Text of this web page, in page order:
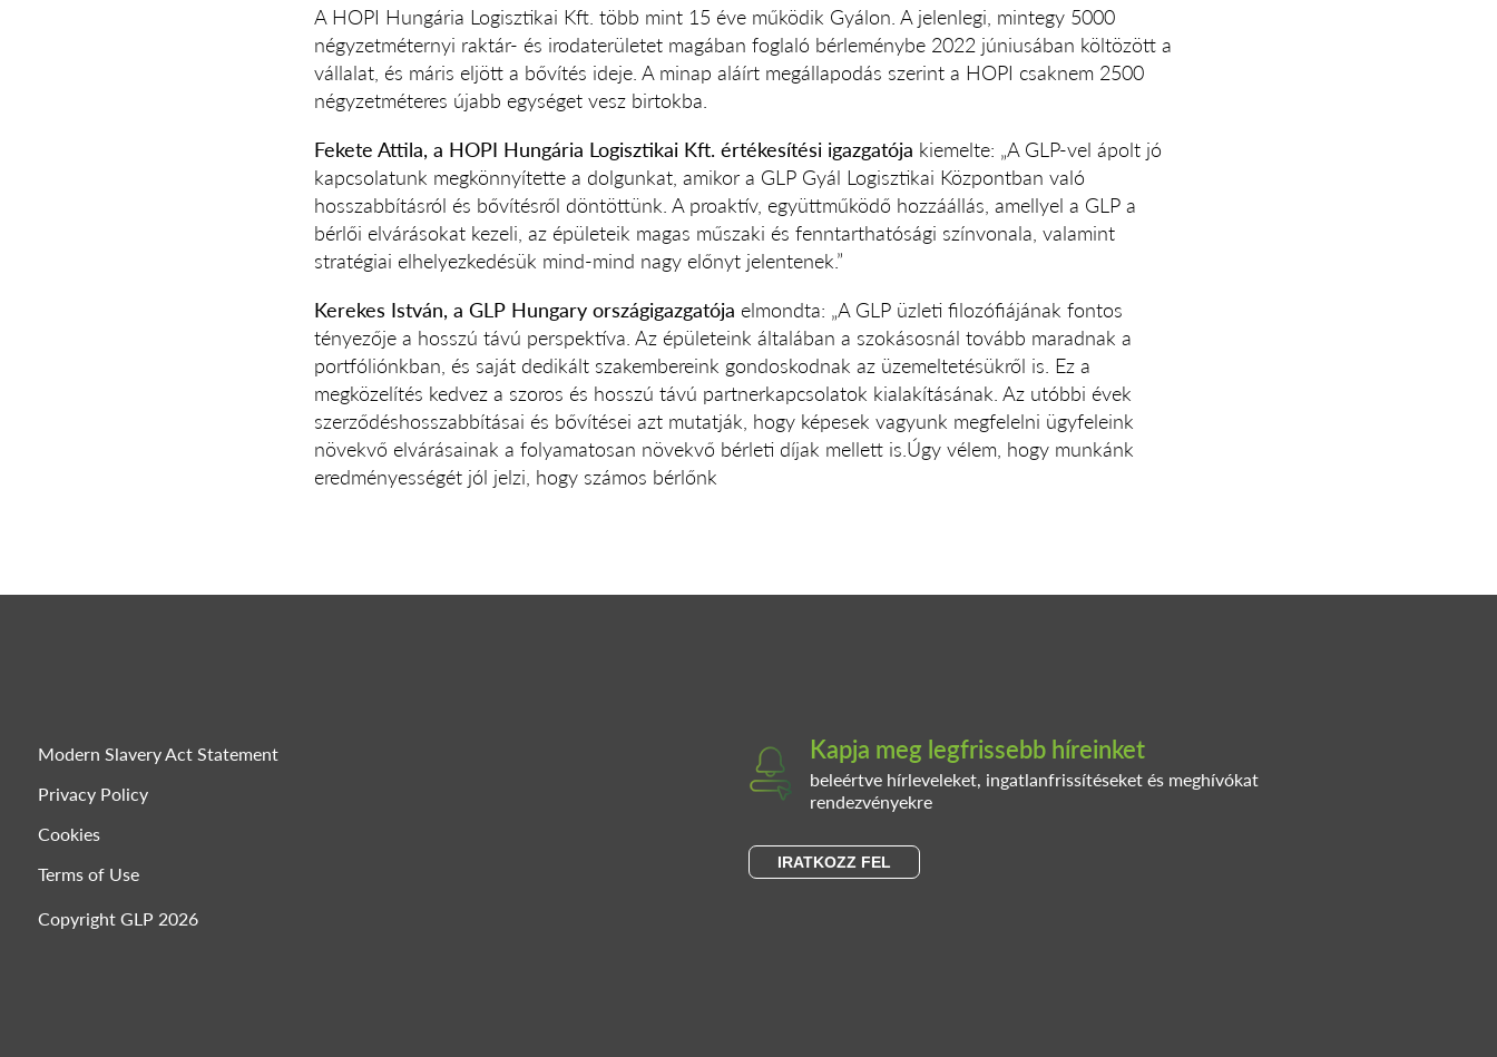
A HOPI Hungária Logisztikai Kft. több mint 15 éve működik Gyálon. A jelenlegi, mintegy 5000
négyzetméternyi raktár- és irodaterületet magában foglaló bérleménybe 2022 júniusában költözött a
vállalat, és máris eljött a bővítés ideje. A minap aláírt megállapodás szerint a HOPI csaknem 2500
négyzetméteres újabb egységet vesz birtokba.
Fekete Attila, a HOPI Hungária Logisztikai Kft. értékesítési igazgatója kiemelte: „A GLP-vel ápolt jó
kapcsolatunk megkönnyítette a dolgunkat, amikor a GLP Gyál Logisztikai Központban való
hosszabbításról és bővítésről döntöttünk. A proaktív, együttműködő hozzáállás, amellyel a GLP a
bérlői elvárásokat kezeli, az épületeik magas műszaki és fenntarthatósági színvonala, valamint
stratégiai elhelyezkedésük mind-mind nagy előnyt jelentenek.”
Kerekes István, a GLP Hungary országigazgatója elmondta: „A GLP üzleti filozófiájának fontos
tényezője a hosszú távú perspektíva. Az épületeink általában a szokásosnál tovább maradnak a
portfóliónkban, és saját dedikált szakembereink gondoskodnak az üzemeltetésükről is. Ez a
megközelítés kedvez a szoros és hosszú távú partnerkapcsolatok kialakításának. Az utóbbi évek
szerződéshosszabbításai és bővítései azt mutatják, hogy képesek vagyunk megfelelni ügyfeleink
növekvő elvárásainak a folyamatosan növekvő bérleti díjak mellett is.Úgy vélem, hogy munkánk
eredményességét jól jelzi, hogy számos bérlőnk
Modern Slavery Act Statement
Privacy Policy
Cookies
Terms of Use
Copyright GLP 2026
Kapja meg legfrissebb híreinket
beleértve hírleveleket, ingatlanfrissítéseket és meghívókat
rendezvényekre
IRATKOZZ FEL